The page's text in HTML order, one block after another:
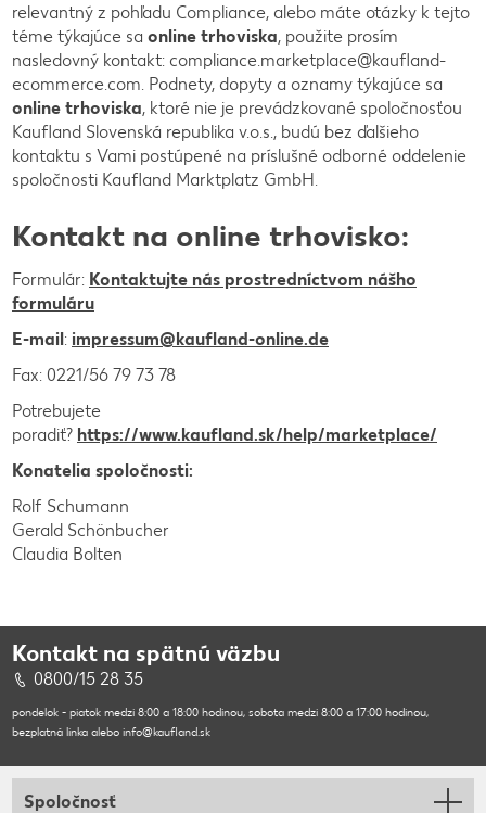
relevantný z pohľadu Compliance, alebo máte otázky k tejto
téme týkajúce sa online trhoviska, použite prosím
nasledovný kontakt: compliance.marketplace@kaufland-
ecommerce.com. Podnety, dopyty a oznamy týkajúce sa
online trhoviska, ktoré nie je prevádzkované spoločnosťou
Kaufland Slovenská republika v.o.s., budú bez ďalšieho
kontaktu s Vami postúpené na príslušné odborné oddelenie
spoločnosti Kaufland Marktplatz GmbH.
Kontakt na online trhovisko:
Formulár: Kontaktujte nás prostredníctvom nášho
formuláru
E-mail: impressum@kaufland-online.de
Fax: 0221/56 79 73 78
Potrebujete
poradiť? https://www.kaufland.sk/help/marketplace/
Konatelia spoločnosti:
Rolf Schumann
Gerald Schönbucher
Claudia Bolten
Kontakt na spätnú väzbu
0800/15 28 35
pondelok - piatok medzi 8:00 a 18:00 hodinou, sobota medzi 8:00 a 17:00 hodinou,
bezplatná linka alebo info@kaufland.sk
Spoločnosť